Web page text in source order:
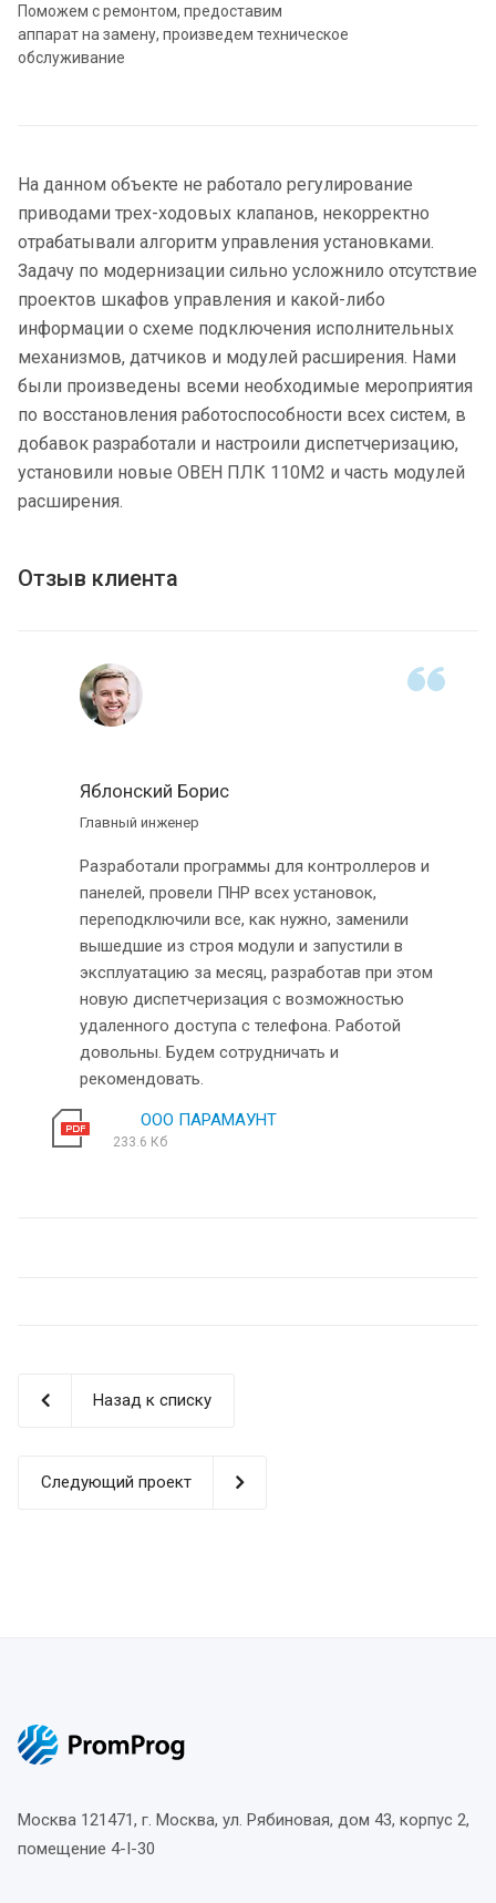
Поможем с ремонтом, предоставим
аппарат на замену, произведем техническое
обслуживание
На данном объекте не работало регулирование
приводами трех-ходовых клапанов, некорректно
отрабатывали алгоритм управления установками.
Задачу по модернизации сильно усложнило отсутствие
проектов шкафов управления и какой-либо
информации о схеме подключения исполнительных
механизмов, датчиков и модулей расширения. Нами
были произведены всеми необходимые мероприятия
по восстановления работоспособности всех систем, в
добавок разработали и настроили диспетчеризацию,
установили новые ОВЕН ПЛК 110М2 и часть модулей
расширения.
Отзыв клиента
Яблонский Борис
Главный инженер
Разработали программы для контроллеров и
панелей, провели ПНР всех установок,
переподключили все, как нужно, заменили
вышедшие из строя модули и запустили в
эксплуатацию за месяц, разработав при этом
новую диспетчеризация с возможностью
удаленного доступа с телефона. Работой
довольны. Будем сотрудничать и
рекомендовать.
ООО ПАРАМАУНТ
233.6 Кб
Назад к списку
Следующий проект
Москва 121471, г. Москва, ул. Рябиновая, дом 43, корпус 2,
помещение 4-I-30